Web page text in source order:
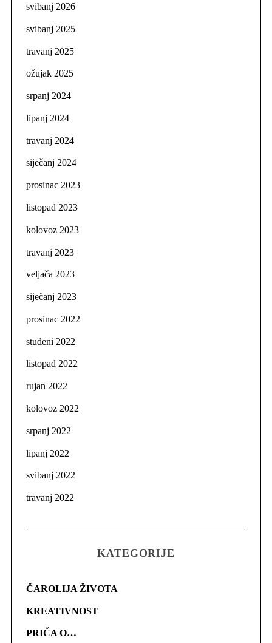
svibanj 2026
svibanj 2025
travanj 2025
ožujak 2025
srpanj 2024
lipanj 2024
travanj 2024
siječanj 2024
prosinac 2023
listopad 2023
kolovoz 2023
travanj 2023
veljača 2023
siječanj 2023
prosinac 2022
studeni 2022
listopad 2022
rujan 2022
kolovoz 2022
srpanj 2022
lipanj 2022
svibanj 2022
travanj 2022
KATEGORIJE
ČAROLIJA ŽIVOTA
KREATIVNOST
PRIČA O…